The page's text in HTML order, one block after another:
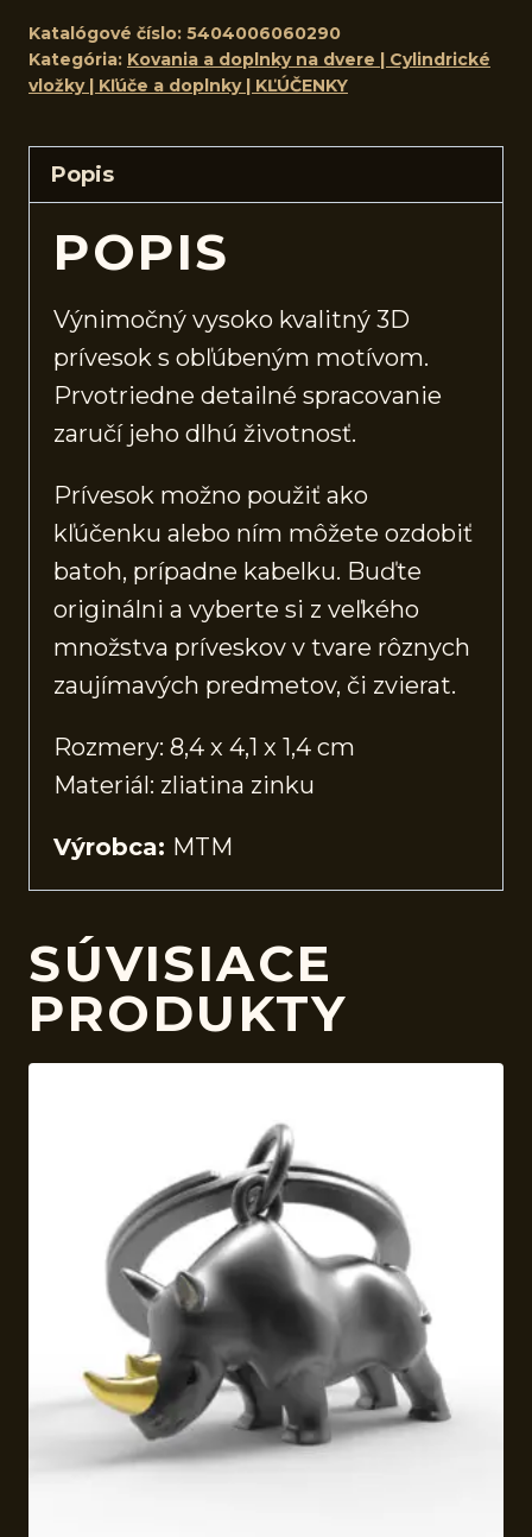
Katalógové číslo: 5404006060290
Kategória: Kovania a doplnky na dvere | Cylindrické
vložky | Kľúče a doplnky | KĽÚČENKY
Popis
POPIS
Výnimočný vysoko kvalitný 3D
prívesok s obľúbeným motívom.
Prvotriedne detailné spracovanie
zaručí jeho dlhú životnosť.
Prívesok možno použiť ako
kľúčenku alebo ním môžete ozdobiť
batoh, prípadne kabelku. Buďte
originálni a vyberte si z veľkého
množstva príveskov v tvare rôznych
zaujímavých predmetov, či zvierat.
Rozmery: 8,4 x 4,1 x 1,4 cm
Materiál: zliatina zinku
Výrobca: MTM
SÚVISIACE
PRODUKTY